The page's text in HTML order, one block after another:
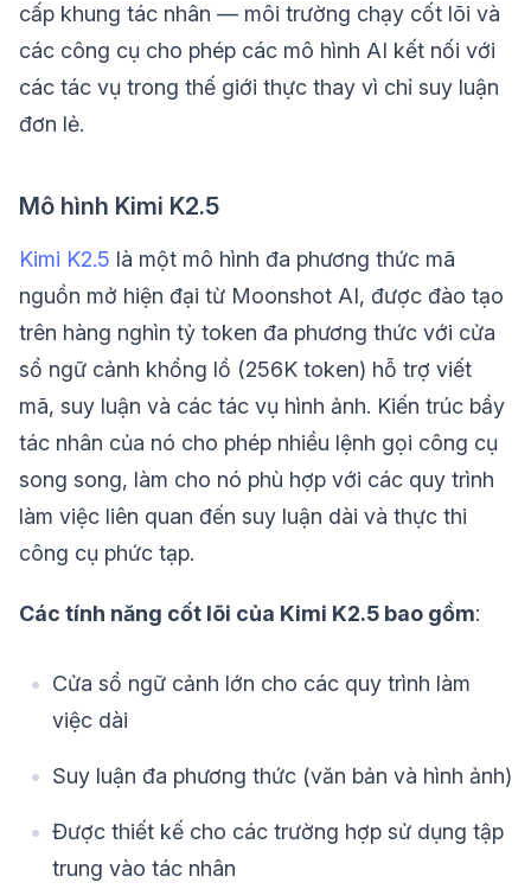
cấp khung tác nhân — môi trường chạy cốt lõi và
các công cụ cho phép các mô hình AI kết nối với
các tác vụ trong thế giới thực thay vì chỉ suy luận
đơn lẻ.
Mô hình Kimi K2.5
Kimi K2.5 là một mô hình đa phương thức mã
nguồn mở hiện đại từ Moonshot AI, được đào tạo
trên hàng nghìn tỷ token đa phương thức với cửa
sổ ngữ cảnh khổng lồ (256K token) hỗ trợ viết
mã, suy luận và các tác vụ hình ảnh. Kiến trúc bầy
tác nhân của nó cho phép nhiều lệnh gọi công cụ
song song, làm cho nó phù hợp với các quy trình
làm việc liên quan đến suy luận dài và thực thi
công cụ phức tạp.
Các tính năng cốt lõi của Kimi K2.5 bao gồm:
Cửa sổ ngữ cảnh lớn cho các quy trình làm
việc dài
Suy luận đa phương thức (văn bản và hình ảnh)
Được thiết kế cho các trường hợp sử dụng tập
trung vào tác nhân